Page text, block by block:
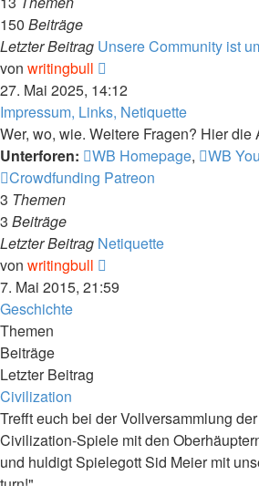
150 Beiträge
Letzter Beitrag Unsere Community ist
von writingbull
Beitrag
27. Mai 2025, 14:12
Impressum, Links, Netiquette
Wer, wo, wie. Weitere Fragen? Hier die
Unterforen:
WB Homepage, WB
Crowdfunding Patreon
3 Themen
3 Beiträge
Letzter Beitrag Netiquette
von writingbull
Beitrag
7. Mai 2015, 21:59
Geschichte
Themen
Beiträge
Letzter Beitrag
Civilization
Trefft euch bei der Vollversammlung
Civilization-Spiele mit den
und huldigt Spielegott Sid Meier mit